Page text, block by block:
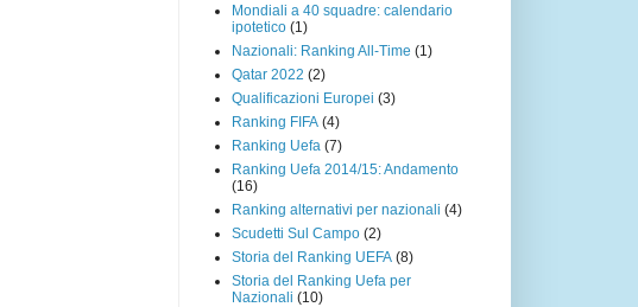
Mondiali a 40 squadre: calendario
ipotetico (1)
Nazionali: Ranking All-Time (1)
Qatar 2022 (2)
Qualificazioni Europei (3)
Ranking FIFA (4)
Ranking Uefa (7)
Ranking Uefa 2014/15: Andamento
(16)
Ranking alternativi per nazionali (4)
Scudetti Sul Campo (2)
Storia del Ranking UEFA (8)
Storia del Ranking Uefa per
Nazionali (10)